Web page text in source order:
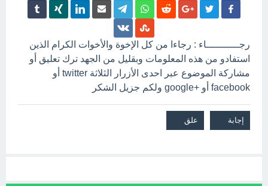
رجـــــــــــاء : رجاءا من كل الإخوة والأخوات الكرام الذين
استفادو من هذه المعلومات وبقليل من الجهد ترك تعليق أو
مشاركة الموضوع عبر احدى الأزرار الثلاثة twitter أو
facebook أو +google ولكم جزيل الشكر